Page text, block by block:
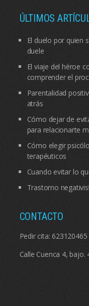
ÚLTIMOS
El duelo por quien
duele
El viaje del héroe
comprender el
Parentalidad
atrás
Cómo dejar de
para relacionarte
Cómo elegir
terapéuticos
Cuando evitar lo
Trastorno
CONTACTO
Pedir cita: 623120465
Calle Cuenca 4, bajo.